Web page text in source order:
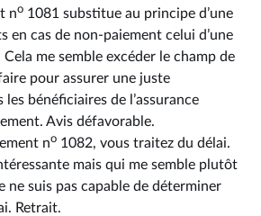
no 1081 substitue au principe d’une
en cas de non-paiement celui d’une
me semble excéder le champ de
pour assurer une juste
bénéficiaires de l’assurance
Avis défavorable.
no 1082, vous traitez du délai.
mais qui me semble plutôt
ne suis pas capable de déterminer
Retrait.